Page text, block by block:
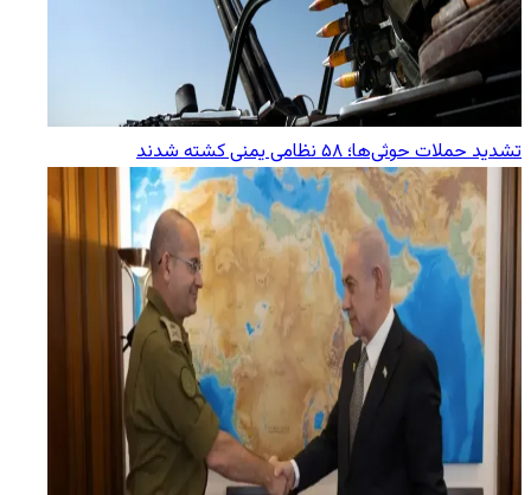
تشدید حملات حوثی‌ها؛ ۵۸ نظامی یمنی کشته شدند